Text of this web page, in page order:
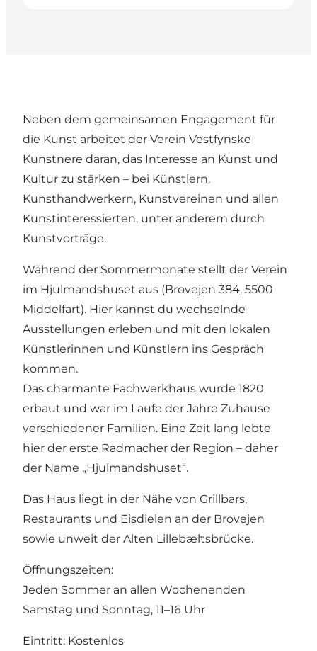
Neben dem gemeinsamen Engagement für
die Kunst arbeitet der Verein Vestfynske
Kunstnere daran, das Interesse an Kunst und
Kultur zu stärken – bei Künstlern,
Kunsthandwerkern, Kunstvereinen und allen
Kunstinteressierten, unter anderem durch
Kunstvorträge.
Während der Sommermonate stellt der Verein
im Hjulmandshuset aus (Brovejen 384, 5500
Middelfart). Hier kannst du wechselnde
Ausstellungen erleben und mit den lokalen
Künstlerinnen und Künstlern ins Gespräch
kommen.
Das charmante Fachwerkhaus wurde 1820
erbaut und war im Laufe der Jahre Zuhause
verschiedener Familien. Eine Zeit lang lebte
hier der erste Radmacher der Region – daher
der Name „Hjulmandshuset“.
Das Haus liegt in der Nähe von Grillbars,
Restaurants und Eisdielen an der Brovejen
sowie unweit der Alten Lillebæltsbrücke.
Öffnungszeiten:
Jeden Sommer an allen Wochenenden
Samstag und Sonntag, 11–16 Uhr
Eintritt: Kostenlos